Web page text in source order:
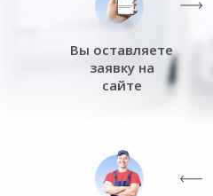
Вы оставляете
заявку на
сайте